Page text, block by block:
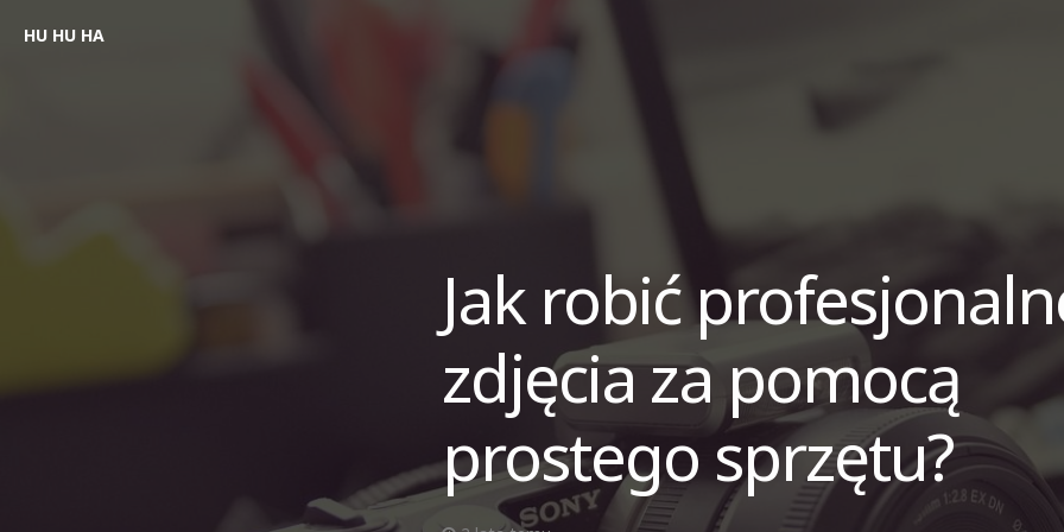
HU HU HA
Jak robić
zdjęcia za pomocą
prostego sprzętu?